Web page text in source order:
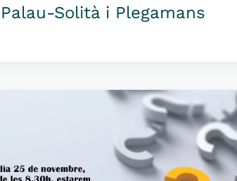
Palau-Solità i Plegamans